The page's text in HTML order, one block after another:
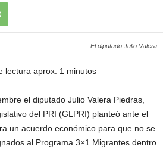
El diputado Julio Valera
lectura aprox: 1 minutos
el diputado Julio Valera Piedras,
del PRI (GLPRI) planteó ante el
un acuerdo económico para que no se
al Programa 3×1 Migrantes dentro